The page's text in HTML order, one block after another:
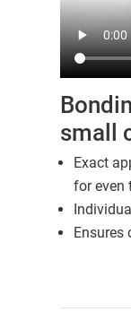
small
Exact
for even
Ensures